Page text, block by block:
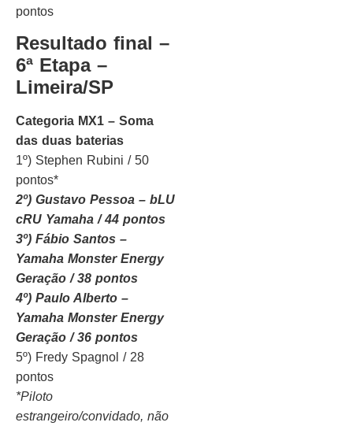
pontos
Resultado final –
6ª Etapa –
Limeira/SP
Categoria MX1 – Soma
das duas baterias
1º) Stephen Rubini / 50
pontos*
2º) Gustavo Pessoa – bLU
cRU Yamaha / 44 pontos
3º) Fábio Santos –
Yamaha Monster Energy
Geração / 38 pontos
4º) Paulo Alberto –
Yamaha Monster Energy
Geração / 36 pontos
5º) Fredy Spagnol / 28
pontos
*Piloto
estrangeiro/convidado, não